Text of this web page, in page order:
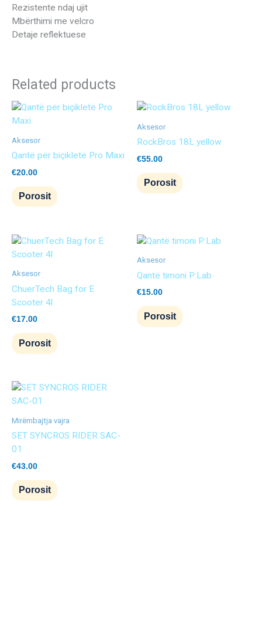
Rezistente ndaj ujit
Mbërthimi me velcro
Detaje reflektuese
Related products
Aksesor
Qantë për biçikletë Pro Maxi
€20.00
Porosit
Aksesor
RockBros 18L yellow
€55.00
Porosit
Aksesor
ChuerTech Bag for E
Scooter 4l
€17.00
Porosit
Aksesor
Qantë timoni P:Lab
€15.00
Porosit
Mirëmbajtja vajra
SET SYNCROS RIDER SAC-
01
€43.00
Porosit